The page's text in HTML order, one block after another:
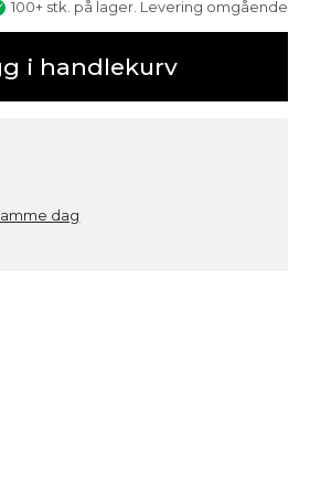
100+ stk. på lager. Levering omgående
i handlekurv
dag